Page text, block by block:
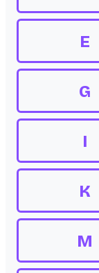
E
G
I
K
M